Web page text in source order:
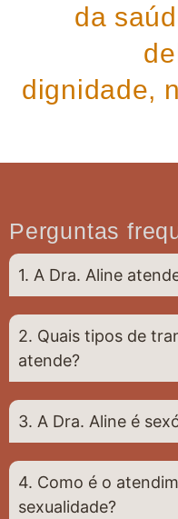
da
dignidade,
Perguntas
1. A Dra. Aline
2. Quais tipos de
atende?
3. A Dra. Aline é
4. Como é o
sexualidade?